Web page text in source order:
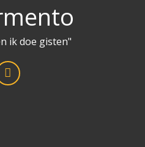
ik doe gisten"